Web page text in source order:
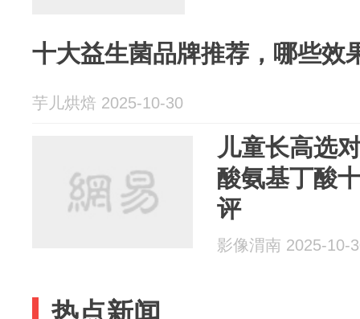
十大益生菌品牌推荐，哪些效
芋儿烘焙 2025-10-30
儿童长高选
酸氨基丁酸
评
影像渭南 2025-10-
热点新闻